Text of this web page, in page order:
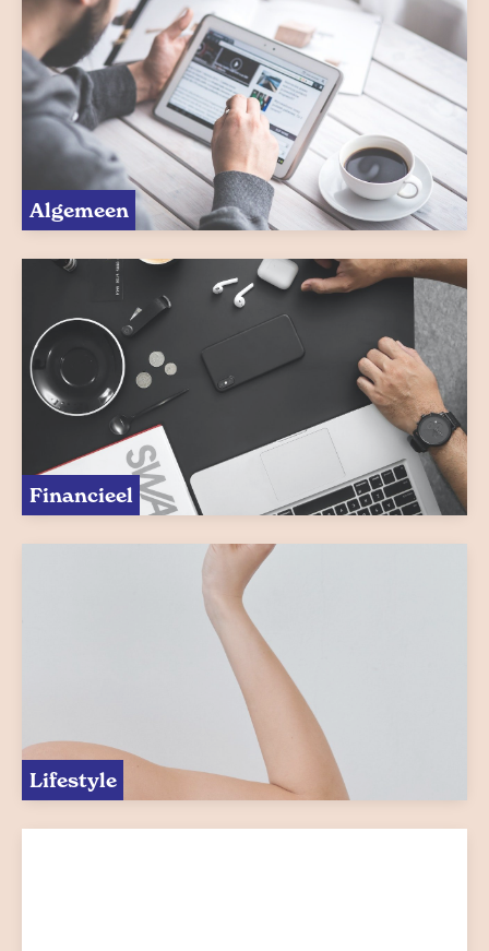
Algemeen
Financieel
Lifestyle